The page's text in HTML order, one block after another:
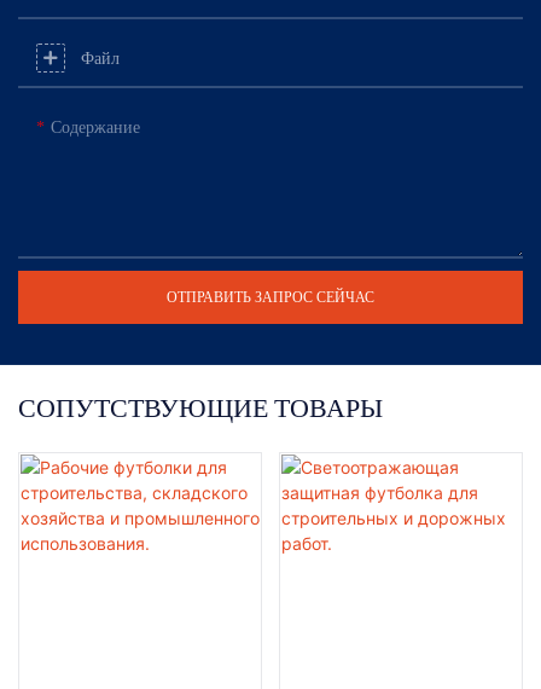
Файл
Содержание
ОТПРАВИТЬ ЗАПРОС СЕЙЧАС
СОПУТСТВУЮЩИЕ ТОВАРЫ